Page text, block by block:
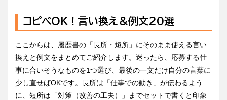
コピペOK！言い換え＆例文20選
ここからは、履歴書の「長所・短所」にそのまま使える言い
換えと例文をまとめてご紹介します。迷ったら、応募する仕
事に合いそうなものを1つ選び、最後の一文だけ自分の言葉に
少し直せばOKです。長所は「仕事での動き」が伝わるよう
に、短所は「対策（改善の工夫）」までセットで書くと印象